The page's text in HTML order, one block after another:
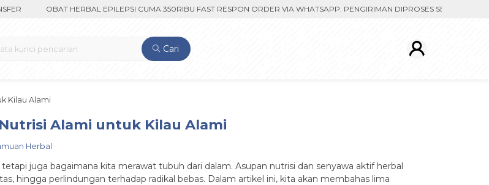
OBAT HERBAL EPILEPSI CUMA 350RIBU FAST RESPON ORDER VIA WHATSAPP. PENGIRIMAN DIPROSES SETELAH
Cari
Kilau Alami
Alami untuk Kilau Alami
Herbal
juga bagaimana kita merawat tubuh dari dalam. Asupan nutrisi dan senyawa aktif herbal
hingga perlindungan terhadap radikal bebas. Dalam artikel ini, kita akan membahas lima